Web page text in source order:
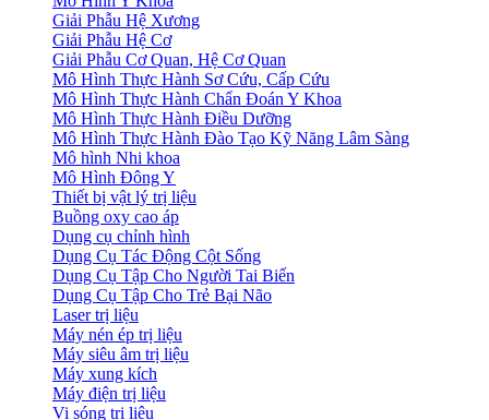
Giải Phẫu Hệ Xương
Giải Phẫu Hệ Cơ
Giải Phẫu Cơ Quan, Hệ Cơ Quan
Mô Hình Thực Hành Sơ Cứu, Cấp Cứu
Mô Hình Thực Hành Chẩn Đoán Y Khoa
Mô Hình Thực Hành Điều Dưỡng
Mô Hình Thực Hành Đào Tạo Kỹ Năng Lâm Sàng
Mô hình Nhi khoa
Mô Hình Đông Y
Thiết bị vật lý trị liệu
Buồng oxy cao áp
Dụng cụ chỉnh hình
Dụng Cụ Tác Động Cột Sống
Dụng Cụ Tập Cho Người Tai Biến
Dụng Cụ Tập Cho Trẻ Bại Não
Laser trị liệu
Máy nén ép trị liệu
Máy siêu âm trị liệu
Máy xung kích
Máy điện trị liệu
Vi sóng trị liệu